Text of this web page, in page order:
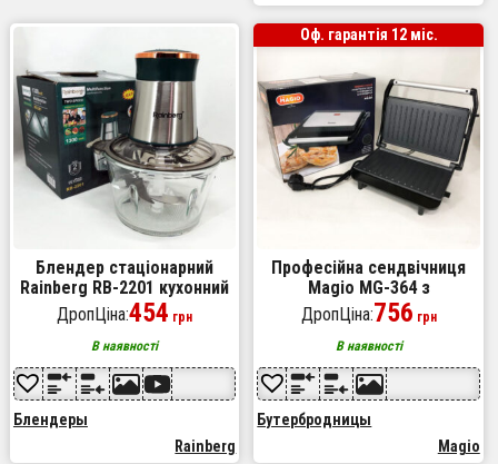
Блендер стаціонарний
Rainberg RB-2201 кухонний
подрібнювач 1300W чаша
скляна на 2 л подвійне лезо
чоппер
ДропЦіна:454 грн
В наявності
Блендеры
Rainberg
Професійна сендвічниця
Magio MG-364 з
антипригарним покриттям
та індикатором нагрівання
ДропЦіна:756 грн
В наявності
Бутербродницы
Magio
Оф. гарантія 12 міс.